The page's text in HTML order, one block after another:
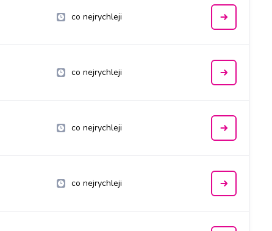
co nejrychleji
co nejrychleji
co nejrychleji
co nejrychleji